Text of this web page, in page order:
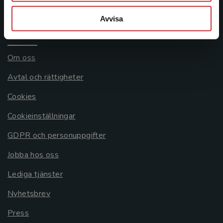
Avvisa
Systemkrav
Allmänna länkar
Om oss
Avtal och rättigheter
Cookies
Cookieinställningar
GDPR och personuppgifter
Jobba hos oss
Lediga tjänster
Nyhetsbrev
Press